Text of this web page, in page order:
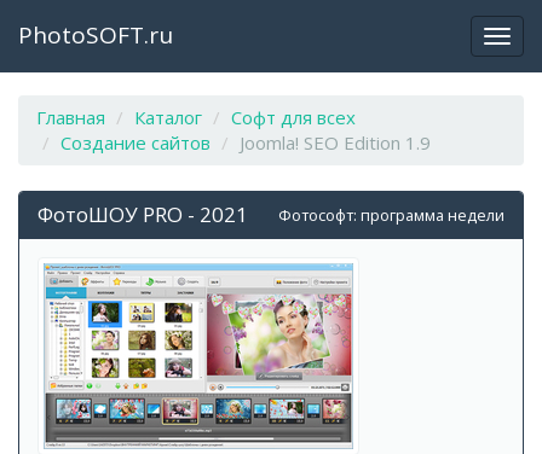
PhotoSOFT.ru
Главная Каталог
Софт для всех
Создание сайтов
Joomla! SEO Edition 1.9
Фотософт: программа недели
ФотоШОУ PRO - 2021